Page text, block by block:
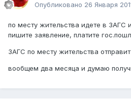
Опубликовано 26 Января
по месту жительства идете в
пишите заявление, платите
ЗАГС по месту жительства
вообщем два месяца и думаю